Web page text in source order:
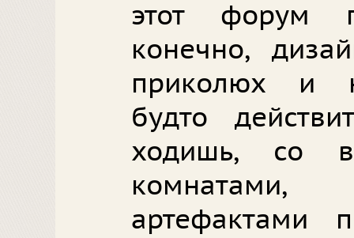
этот форум
конечно,
приколюх и
будто
ходишь, со
артефактами